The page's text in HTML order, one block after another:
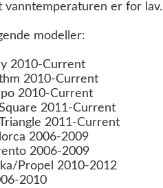
vanntemperaturen er for lav.
modeller:
2010-Current
2010-Current
2010-Current
2011-Current
2011-Current
2006-2009
2006-2009
Propel 2010-2012
2010